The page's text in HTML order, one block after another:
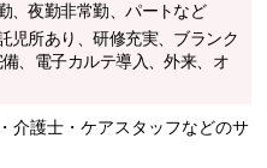
、夜勤非常勤、パートなど
児所あり、研修充実、ブランク
、電子カルテ導入、外来、オ
介護士・ケアスタッフなどのサ